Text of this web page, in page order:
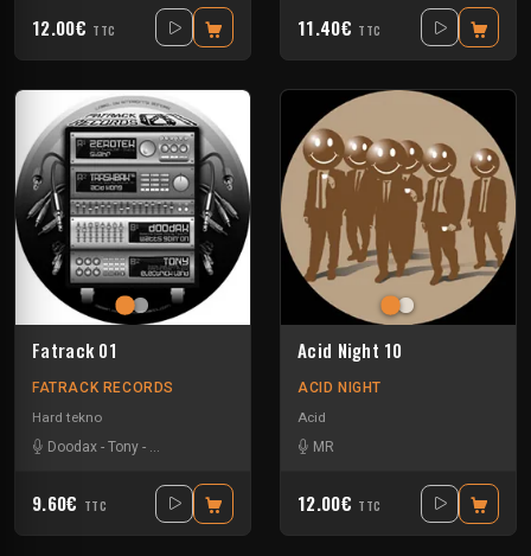
12.00€ TTC 11.40€ TTC
Fatrack 01
FATRACK RECORDS
Hard tekno
Doodax - Tony - Trashbak 76
9.60€ TTC
Acid Night 10
ACID NIGHT
Acid
MR
12.00€ TTC